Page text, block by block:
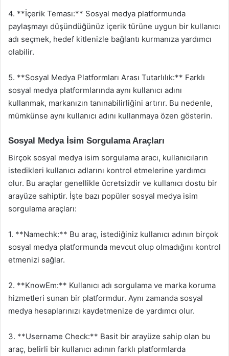
4. **İçerik Teması:** Sosyal medya platformunda
paylaşmayı düşündüğünüz içerik türüne uygun bir kullanıcı
adı seçmek, hedef kitlenizle bağlantı kurmanıza yardımcı
olabilir.
5. **Sosyal Medya Platformları Arası Tutarlılık:** Farklı
sosyal medya platformlarında aynı kullanıcı adını
kullanmak, markanızın tanınabilirliğini artırır. Bu nedenle,
mümkünse aynı kullanıcı adını kullanmaya özen gösterin.
Sosyal Medya İsim Sorgulama Araçları
Birçok sosyal medya isim sorgulama aracı, kullanıcıların
istedikleri kullanıcı adlarını kontrol etmelerine yardımcı
olur. Bu araçlar genellikle ücretsizdir ve kullanıcı dostu bir
arayüze sahiptir. İşte bazı popüler sosyal medya isim
sorgulama araçları:
1. **Namechk:** Bu araç, istediğiniz kullanıcı adının birçok
sosyal medya platformunda mevcut olup olmadığını kontrol
etmenizi sağlar.
2. **KnowEm:** Kullanıcı adı sorgulama ve marka koruma
hizmetleri sunan bir platformdur. Aynı zamanda sosyal
medya hesaplarınızı kaydetmenize de yardımcı olur.
3. **Username Check:** Basit bir arayüze sahip olan bu
araç, belirli bir kullanıcı adının farklı platformlarda